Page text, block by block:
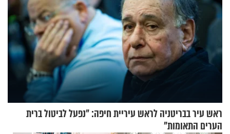
ראש עיר בבריטניה לראש עיריית חיפה: ״נפעל לביטול ברית
הערים התאומות״